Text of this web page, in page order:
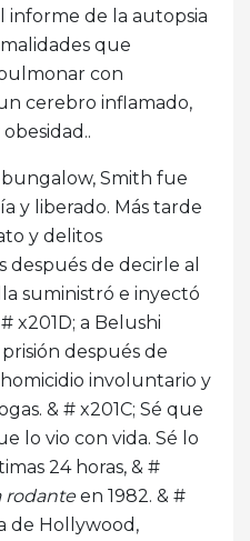
informe de la autopsia
que
con
cerebro inflamado,
Smith fue
y liberado. Más tarde
y delitos
después de decirle al
suministró e inyectó
x201D; a Belushi
después de
involuntario y
& # x201C; Sé que
lo vio con vida. Sé lo
24 horas, & #
rodanteen 1982. & #
de Hollywood,